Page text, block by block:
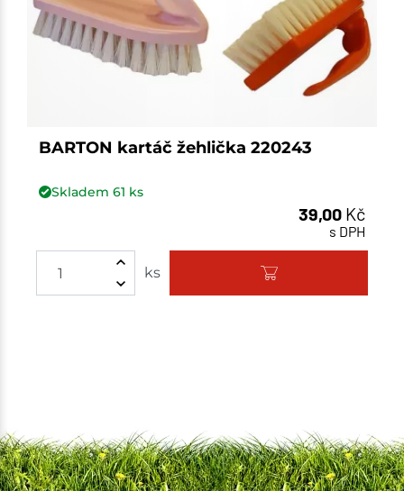
BARTON kartáč žehlička 220243
Skladem 61 ks
39,00 Kč
s DPH
ks